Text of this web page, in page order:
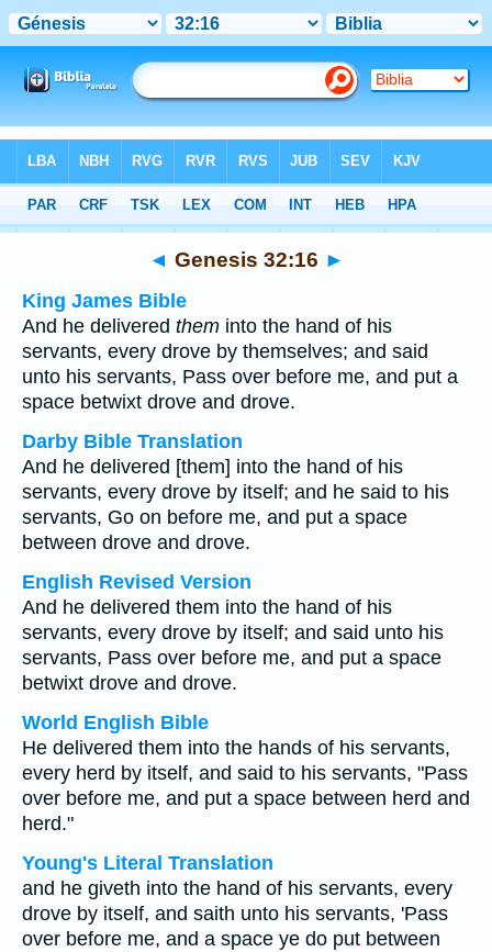
Multilingual > Genesis 32:16
◄ Genesis 32:16 ►
King James Bible
And he delivered them into the hand of his
servants, every drove by themselves; and said
unto his servants, Pass over before me, and put a
space betwixt drove and drove.
Darby Bible Translation
And he delivered [them] into the hand of his
servants, every drove by itself; and he said to his
servants, Go on before me, and put a space
between drove and drove.
English Revised Version
And he delivered them into the hand of his
servants, every drove by itself; and said unto his
servants, Pass over before me, and put a space
betwixt drove and drove.
World English Bible
He delivered them into the hands of his servants,
every herd by itself, and said to his servants, "Pass
over before me, and put a space between herd and
herd."
Young's Literal Translation
and he giveth into the hand of his servants, every
drove by itself, and saith unto his servants, 'Pass
over before me, and a space ye do put between